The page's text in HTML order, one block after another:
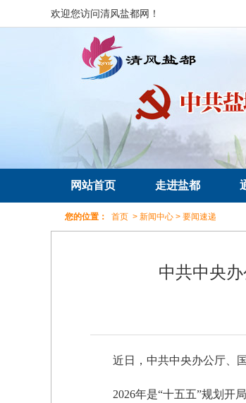
欢迎您访问清风盐都网！
网站首页 走进盐都
您的位置： 首页 > 新闻中心 > 要闻速递
中共中央
近日，中共中央办公厅、国
2026年是“十五五”规划开局